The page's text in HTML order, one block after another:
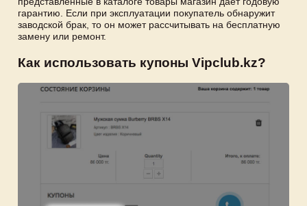
гарантию. Если при эксплуатации покупатель обнаружит
заводской брак, то он может рассчитывать на бесплатную
замену или ремонт.
Как использовать купоны Vipclub.kz?